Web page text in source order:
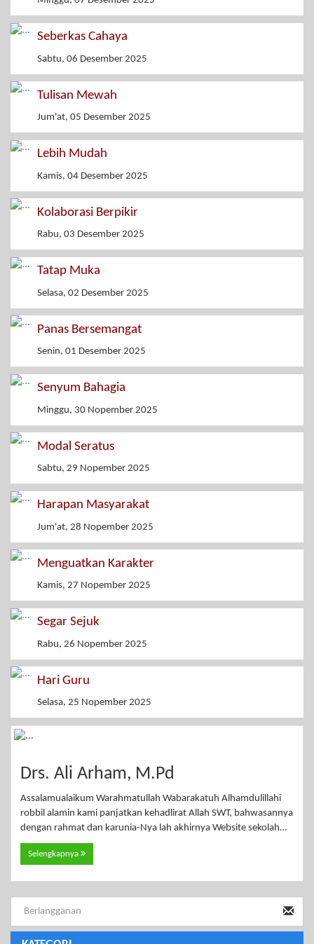
Seberkas Cahaya
Sabtu, 06 Desember 2025
Tulisan Mewah
Jum'at, 05 Desember 2025
Lebih Mudah
Kamis, 04 Desember 2025
Kolaborasi Berpikir
Rabu, 03 Desember 2025
Tatap Muka
Selasa, 02 Desember 2025
Panas Bersemangat
Senin, 01 Desember 2025
Senyum Bahagia
Minggu, 30 Nopember 2025
Modal Seratus
Sabtu, 29 Nopember 2025
Harapan Masyarakat
Jum'at, 28 Nopember 2025
Menguatkan Karakter
Kamis, 27 Nopember 2025
Segar Sejuk
Rabu, 26 Nopember 2025
Hari Guru
Selasa, 25 Nopember 2025
Drs. Ali Arham, M.Pd
Assalamualaikum Warahmatullah Wabarakatuh Alhamdulillahi
robbil alamin kami panjatkan kehadlirat Allah SWT, bahwasannya
dengan rahmat dan karunia-Nya lah akhirnya Website sekolah…
Selengkapnya